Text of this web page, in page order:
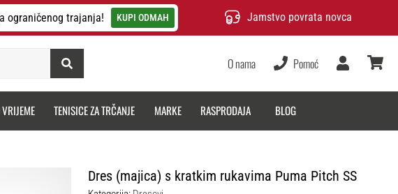
ograničenog trajanja! KUPI ODMAH Jamstvo povrata novca
O nama Pomoć
Korisnik
TENISICE ZA TRČANJE MARKE RASPRODAJA BLOG
Dres (majica) s kratkim rukavima Puma Pitch SS